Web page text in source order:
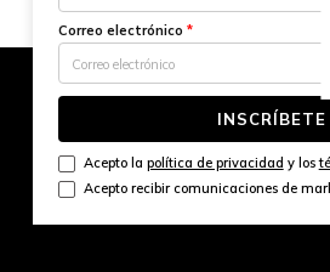
Correo electrónico *
INSCRÍBETE
Acepto la política de privacidad y los
Acepto recibir comunicaciones de